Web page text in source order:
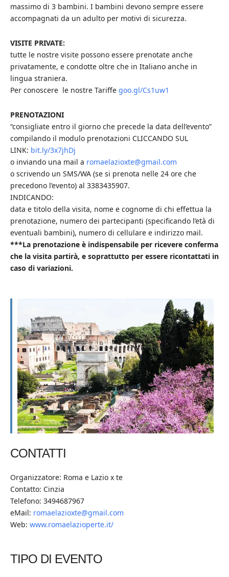
massimo di 3 bambini. I bambini devono sempre essere
accompagnati da un adulto per motivi di sicurezza.
VISITE PRIVATE:
tutte le nostre visite possono essere prenotate anche
privatamente, e condotte oltre che in Italiano anche in
lingua straniera.
Per conoscere le nostre Tariffe goo.gl/Cs1uw1
PRENOTAZIONI
“consigliate entro il giorno che precede la data dell’evento”
compilando il modulo prenotazioni CLICCANDO SUL
LINK: bit.ly/3x7jhDj
o inviando una mail a romaelazioxte@gmail.com
o scrivendo un SMS/WA (se si prenota nelle 24 ore che
precedono l’evento) al 3383435907.
INDICANDO:
data e titolo della visita, nome e cognome di chi effettua la
prenotazione, numero dei partecipanti (specificando l’età di
eventuali bambini), numero di cellulare e indirizzo mail.
***La prenotazione è indispensabile per ricevere conferma
che la visita partirà, e soprattutto per essere ricontattati in
caso di variazioni.
CONTATTI
Organizzatore: Roma e Lazio x te
Contatto: Cinzia
Telefono: 3494687967
eMail: romaelazioxte@gmail.com
Web: www.romaelazioperte.it/
TIPO DI EVENTO